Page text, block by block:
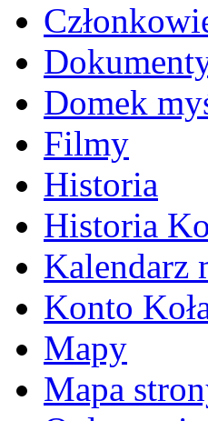
Domek
Filmy
Historia
Historia
Kalendarz
Konto
Mapy
Mapa